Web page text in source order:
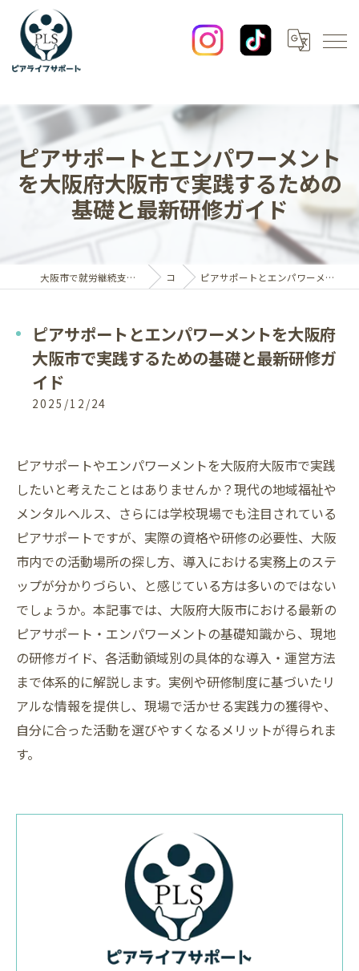
ピアサポートとエンパワーメント
を大阪府大阪市で実践するための
基礎と最新研修ガイド
大阪市で就労継続支援B型なら一般社団法人ピアライフサポート コラム ピアサポートとエンパワーメントを大阪府大阪市で実践するための基礎と最新研修ガイド
ピアサポートとエンパワーメントを大阪府
大阪市で実践するための基礎と最新研修ガ
イド
2025/12/24
ピアサポートやエンパワーメントを大阪府大阪市で実践
したいと考えたことはありませんか？現代の地域福祉や
メンタルヘルス、さらには学校現場でも注目されている
ピアサポートですが、実際の資格や研修の必要性、大阪
市内での活動場所の探し方、導入における実務上のステ
ップが分かりづらい、と感じている方は多いのではない
でしょうか。本記事では、大阪府大阪市における最新の
ピアサポート・エンパワーメントの基礎知識から、現地
の研修ガイド、各活動領域別の具体的な導入・運営方法
まで体系的に解説します。実例や研修制度に基づいたリ
アルな情報を提供し、現場で活かせる実践力の獲得や、
自分に合った活動を選びやすくなるメリットが得られま
す。